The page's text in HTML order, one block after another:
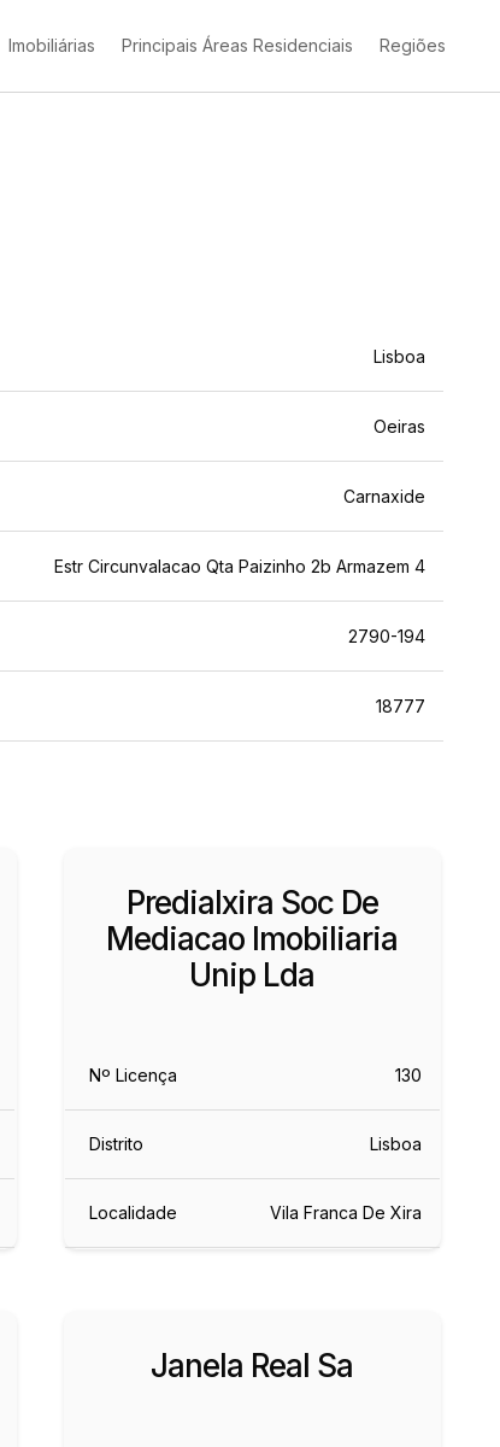
Imobiliárias Principais Áreas Residenciais Regiões
Lisboa
Oeiras
Carnaxide
Estr Circunvalacao Qta Paizinho 2b Armazem 4
2790-194
18777
Predialxira Soc De
Mediacao Imobiliaria
Unip Lda
Nº Licença 130
Distrito Lisboa
Localidade Vila Franca De Xira
Janela Real Sa